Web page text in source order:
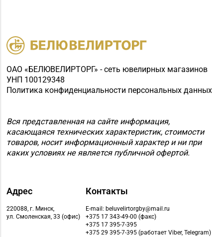
ОАО «БЕЛЮВЕЛИРТОРГ» - сеть ювелирных магазинов
УНП 100129348
Политика конфиденциальности персональных данных
Вся представленная на сайте информация,
касающаяся технических характеристик, стоимости
товаров, носит информационный характер и ни при
каких условиях не является публичной офертой.
Адрес
220088, г. Минск,
ул. Смоленская, 33 (офис)
Контакты
E-mail: beluvelirtorgby@mail.ru
+375 17 343-49-00 (факс)
+375 17 395-7-395
+375 29 395-7-395 (работает Viber, Telegram)